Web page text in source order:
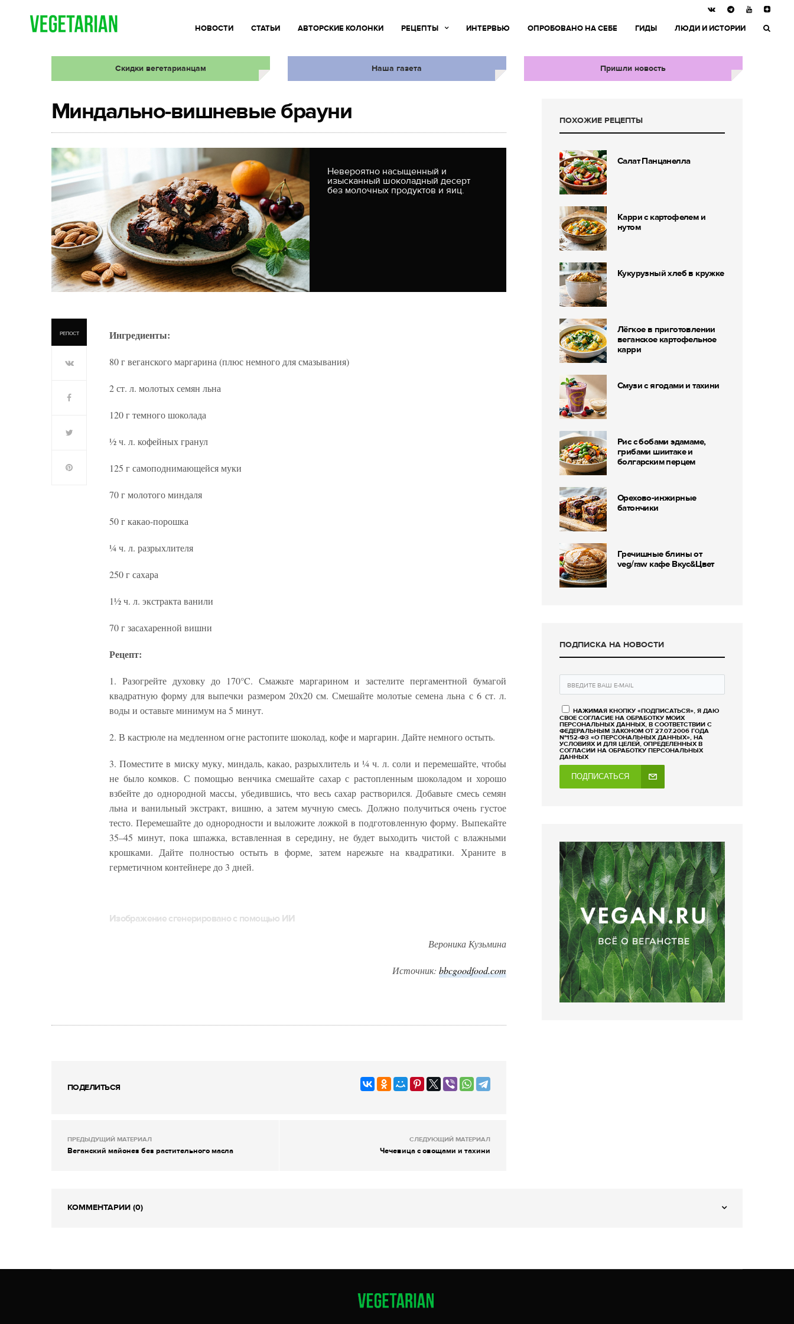
НОВОСТИ СТАТЬИ АВТОРСКИЕ КОЛОНКИ РЕЦЕПТЫ ИНТЕРВЬЮ ОПРОБОВАНО НА СЕБЕ ГИДЫ ЛЮДИ И ИСТОРИИ
Скидки вегетарианцам Наша газета Пришли новость
Миндально-вишневые брауни
Невероятно насыщенный и
изысканный шоколадный десерт
без молочных продуктов и яиц.
РЕПОСТ Ингредиенты:
80 г веганского маргарина (плюс немного для смазывания)
2 ст. л. молотых семян льна
120 г темного шоколада
½ ч. л. кофейных гранул
125 г самоподнимающейся муки
70 г молотого миндаля
50 г какао-порошка
¼ ч. л. разрыхлителя
250 г сахара
1½ ч. л. экстракта ванили
70 г засахаренной вишни
Рецепт:
1. Разогрейте духовку до 170°C. Смажьте маргарином и застелите пергаментной бумагой
квадратную форму для выпечки размером 20х20 см. Смешайте молотые семена льна с 6 ст. л.
воды и оставьте минимум на 5 минут.
2. В кастрюле на медленном огне растопите шоколад, кофе и маргарин. Дайте немного остыть.
3. Поместите в миску муку, миндаль, какао, разрыхлитель и ¼ ч. л. соли и перемешайте, чтобы
не было комков. С помощью венчика смешайте сахар с растопленным шоколадом и хорошо
взбейте до однородной массы, убедившись, что весь сахар растворился. Добавьте смесь семян
льна и ванильный экстракт, вишню, а затем мучную смесь. Должно получиться очень густое
тесто. Перемешайте до однородности и выложите ложкой в ​​подготовленную форму. Выпекайте
35–45 минут, пока шпажка, вставленная в середину, не будет выходить чистой с влажными
крошками. Дайте полностью остыть в форме, затем нарежьте на квадратики. Храните в
герметичном контейнере до 3 дней.
Изображение сгенерировано с помощью ИИ
Вероника Кузьмина
Источник: bbcgoodfood.com
ПОДЕЛИТЬСЯ
ПРЕДЫДУЩИЙ МАТЕРИАЛ
Веганский майонез без растительного масла
СЛЕДУЮЩИЙ МАТЕРИАЛ
Чечевица с овощами и тахини
ПОХОЖИЕ РЕЦЕПТЫ
Салат Панцанелла
Карри с картофелем и
нутом
Кукурузный хлеб в кружке
Лёгкое в приготовлении
веганское картофельное
карри
Смузи с ягодами и тахини
Рис с бобами эдамаме,
грибами шиитаке и
болгарским перцем
Орехово-инжирные
батончики
Гречишные блины от
veg/raw кафе Вкус&Цвет
ПОДПИСКА НА НОВОСТИ
НАЖИМАЯ КНОПКУ «ПОДПИСАТЬСЯ», Я ДАЮ
СВОЕ СОГЛАСИЕ НА ОБРАБОТКУ МОИХ
ПЕРСОНАЛЬНЫХ ДАННЫХ, В СООТВЕТСТВИИ С
ФЕДЕРАЛЬНЫМ ЗАКОНОМ ОТ 27.07.2006 ГОДА
№152-ФЗ «О ПЕРСОНАЛЬНЫХ ДАННЫХ», НА
УСЛОВИЯХ И ДЛЯ ЦЕЛЕЙ, ОПРЕДЕЛЕННЫХ В
СОГЛАСИИ НА ОБРАБОТКУ ПЕРСОНАЛЬНЫХ
ДАННЫХ
ПОДПИСАТЬСЯ
КОММЕНТАРИИ (0)